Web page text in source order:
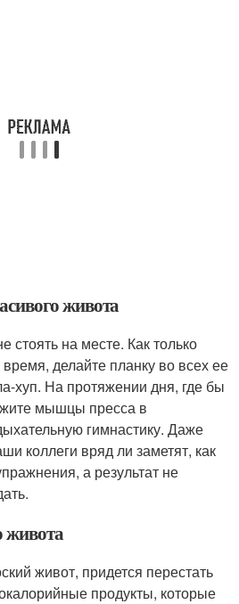
живота
стоять на месте. Как только
делайте планку во всех ее
хуп. На протяжении дня, где бы
мышцы пресса в
гимнастику. Даже
коллеги вряд ли заметят, как
а результат не
живота
живот, придется перестать
продукты, которые